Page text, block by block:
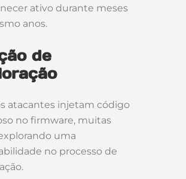
ativo durante meses
anos.
de
atacantes injetam código
no firmware, muitas
uma
no processo de